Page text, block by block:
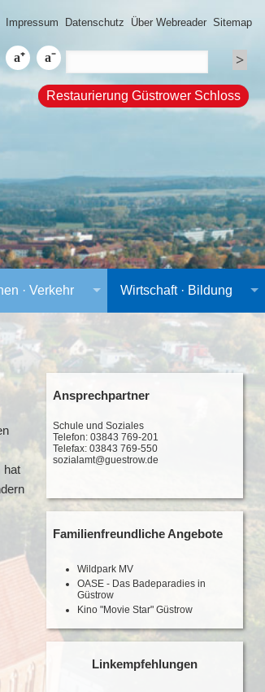
Impressum Datenschutz Über Webreader Sitemap
Restaurierung Güstrower Schloss
· Verkehr Wirtschaft · Bildung
hat
Ansprechpartner
Schule und Soziales
Telefon: 03843 769-201
Telefax: 03843 769-550
sozialamt@guestrow.de
Familienfreundliche Angebote
Wildpark MV
OASE - Das Badeparadies in
Güstrow
Kino "Movie Star" Güstrow
Linkempfehlungen